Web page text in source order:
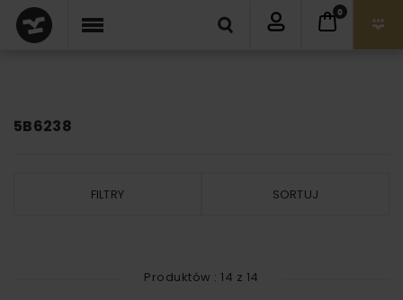
0
5B6238
FILTRY SORTUJ
Produktów : 14 z 14